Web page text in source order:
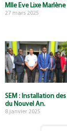
Mlle Eve Lixe Marlène
27 mars 2025
SEM : Installation
du Nouvel An.
8 janvier 2025